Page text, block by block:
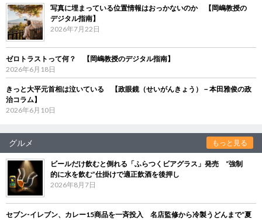
写真に埋まっている位置情報はおっかないのか 【岡嶋教授の
デジタル指南】
2026年7月22日
ゼロトラストって何？ 【岡嶋教授のデジタル指南】
2026年6月18日
きっと大平元首相は泣いている 【政眼鏡（せいがんきょう）－本田雅俊の政
治コラム】
2026年6月10日
グルメ もっと見る
ビールだけ飲むと倒れる「ふらつくビアグラス」発売 “強制
的に水を飲む”仕掛けで適正飲酒を後押し
2026年8月7日
セブン‐イレブン、カレー15商品を一斉投入 名店監修から冷製うどんまで“夏